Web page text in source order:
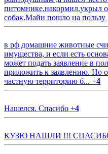
питомнике,накормил,укрыл
собак.Майи пошло на пользу
в рф домашние животные
имущества, и если есть
может подать заявление в
приложить к заявлению. Но
частную территорию б... +4
Нашелся. Спасибо +4
КУЗЮ НАШЛИ !!!